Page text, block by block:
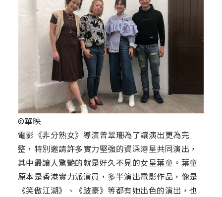
©華映
電影《非分熟女》導演曾翠珊為了讓演出更為完
整，特別邀請許多實力堅強的資深港星共同演出，
其中最讓人驚艷的就是好久不見的女星葉童。葉童
原本是香港實力派演員，多半演出電影作品，像是
《笑傲江湖》、《跛豪》等都有她出色的演出，也